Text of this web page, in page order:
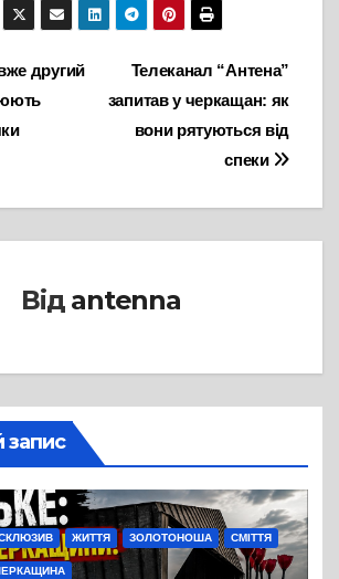
Телеканал “Антена”
запитав у черкащан: як
вони рятуються від
спеки
другий
Від antenna
запис
ЖИТТЯ ЗОЛОТОНОША СМІТТЯ